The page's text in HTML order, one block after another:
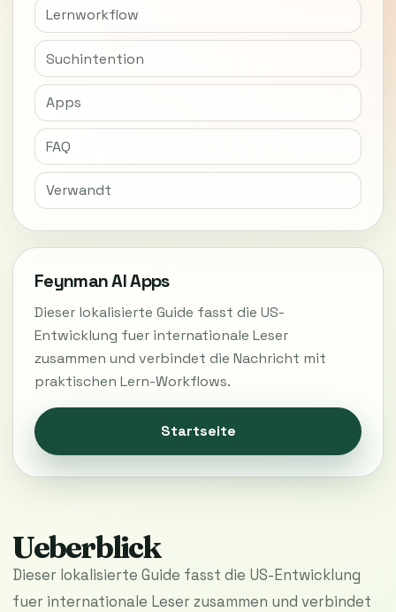
Ueberblick
Dieser lokalisierte Guide fasst die US-Entwicklung
fuer internationale Leser zusammen und verbindet
Lernworkflow
Suchintention
Apps
FAQ
Verwandt
Feynman AI Apps
Dieser lokalisierte Guide fasst die US-
Entwicklung fuer internationale Leser
zusammen und verbindet die Nachricht mit
praktischen Lern-Workflows.
Startseite